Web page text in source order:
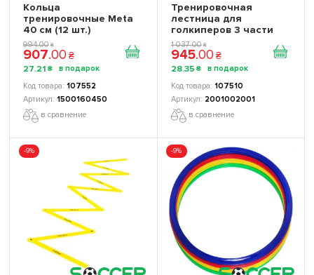
Кольца
тренировочные Meta
40 см (12 шт.)
994.00 ₴
907.00 ₴
27.21 ₴
107552
1500160450
в сравнение
Тренировочная
лестница для
голкиперов 3 части
Meta 2001002001
1 037.00 ₴
945.00 ₴
28.35 ₴
107510
2001002001
в сравнение
-9% -9%